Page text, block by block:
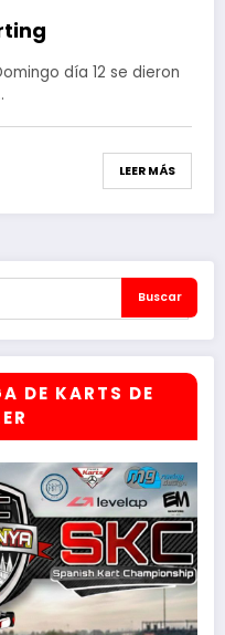
día 12 se dieron
LEER MÁS
DE KARTS DE